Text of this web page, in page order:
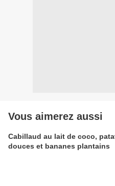
Vous aimerez aussi
Cabillaud au lait de coco,
douces et bananes plantains